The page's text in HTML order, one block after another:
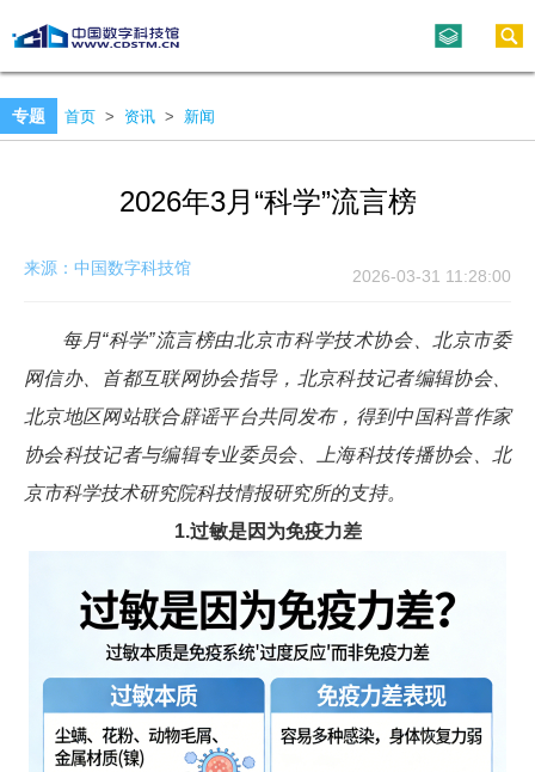
专题 首页 > 资讯 > 新闻
2026年3月“科学”流言榜
来源：中国数字科技馆 2026-03-31 11:28:00
每月“科学”流言榜由北京市科学技术协会、北京市委
网信办、首都互联网协会指导，北京科技记者编辑协会、
北京地区网站联合辟谣平台共同发布，得到中国科普作家
协会科技记者与编辑专业委员会、上海科技传播协会、北
京市科学技术研究院科技情报研究所的支持。
1.过敏是因为免疫力差